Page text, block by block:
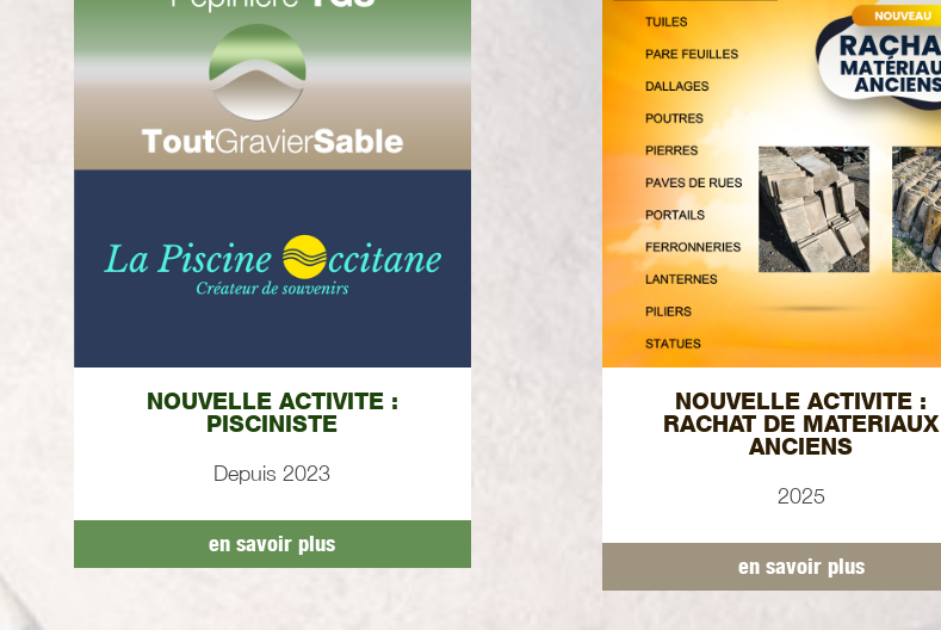
NOUVELLE ACTIVITE :
PISCINISTE
Depuis 2023
en savoir plus
NOUVELLE ACTIVITE :
RACHAT DE MATERIAUX
ANCIENS
2025
en savoir plus